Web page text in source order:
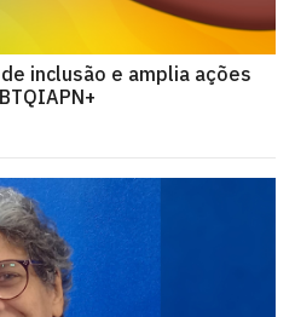
inclusão e amplia ações